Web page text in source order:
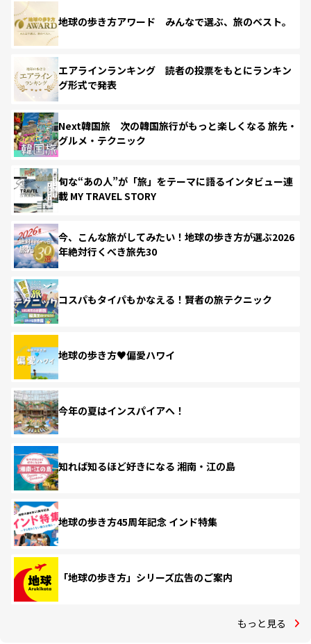
地球の歩き方アワード みんなで選ぶ、旅のベスト。
エアラインランキング 読者の投票をもとにランキン
グ形式で発表
Next韓国旅 次の韓国旅行がもっと楽しくなる 旅先・
グルメ・テクニック
旬な“あの人”が「旅」をテーマに語るインタビュー連
載 MY TRAVEL STORY
今、こんな旅がしてみたい！地球の歩き方が選ぶ2026
年絶対行くべき旅先30
コスパもタイパもかなえる！賢者の旅テクニック
地球の歩き方♥偏愛ハワイ
今年の夏はインスパイアへ！
知れば知るほど好きになる 湘南・江の島
地球の歩き方45周年記念 インド特集
「地球の歩き方」シリーズ広告のご案内
もっと見る